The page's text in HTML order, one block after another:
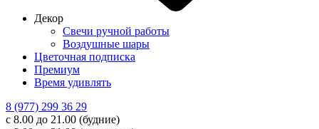
Декор
Свечи ручной работы
Воздушные шары
Цветочная подписка
Премиум
Время удивлять
8 (977) 299 36 29
с 8.00 до 21.00 (будние)